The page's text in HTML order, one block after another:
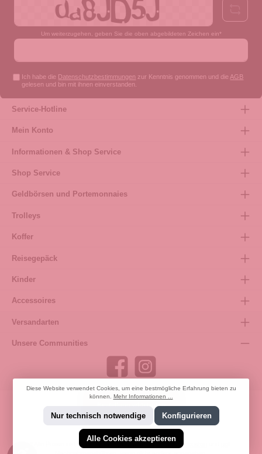
Um weiterzugehen, geben Sie die oben abgebildeten Zeichen ein*
Ich habe die Datenschutzbestimmungen zur Kenntnis genommen und die AGB
gelesen und bin mit ihnen einverstanden.
Service-Hotline
Mein Konto
Informationen & Shop Service
Shop Service
Geldbörsen und Portemonnaies
Trolleys
Koffer
Reisegepäck
Kinder
Accessoires
Versandarten
Unsere Communities
Bestellung widerrufen
* Alle Preise inkl. gesetzl. Mehrwertsteuer zzgl. Versandkosten
Diese Website verwendet Cookies, um eine bestmögliche Erfahrung bieten zu
können. Mehr Informationen ...
Nur technisch notwendige Konfigurieren
Alle Cookies akzeptieren